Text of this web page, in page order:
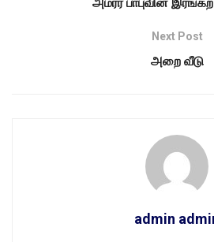
Next Post
அறை வீடு
admin